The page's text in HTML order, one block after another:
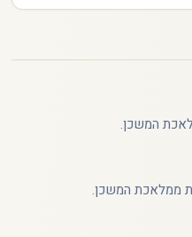
המשכן.
ממלאכת המשכן.